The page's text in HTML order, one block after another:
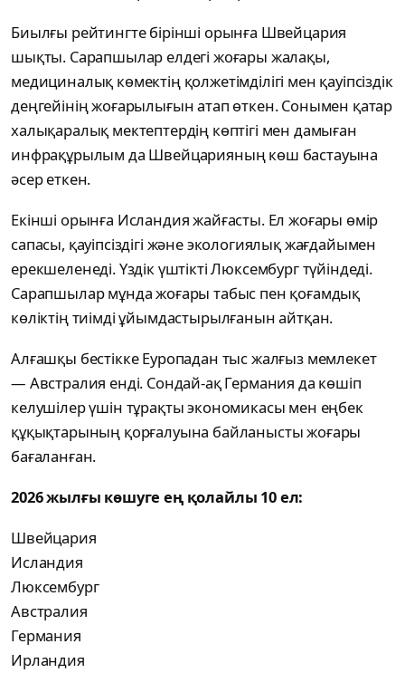
Биылғы рейтингте бірінші орынға Швейцария
шықты. Сарапшылар елдегі жоғары жалақы,
медициналық көмектің қолжетімділігі мен қауіпсіздік
деңгейінің жоғарылығын атап өткен. Сонымен қатар
халықаралық мектептердің көптігі мен дамыған
инфрақұрылым да Швейцарияның көш бастауына
әсер еткен.
Екінші орынға Исландия жайғасты. Ел жоғары өмір
сапасы, қауіпсіздігі және экологиялық жағдайымен
ерекшеленеді. Үздік үштікті Люксембург түйіндеді.
Сарапшылар мұнда жоғары табыс пен қоғамдық
көліктің тиімді ұйымдастырылғанын айтқан.
Алғашқы бестікке Еуропадан тыс жалғыз мемлекет
— Австралия енді. Сондай-ақ Германия да көшіп
келушілер үшін тұрақты экономикасы мен еңбек
құқықтарының қорғалуына байланысты жоғары
бағаланған.
2026 жылғы көшуге ең қолайлы 10 ел:
Швейцария
Исландия
Люксембург
Австралия
Германия
Ирландия